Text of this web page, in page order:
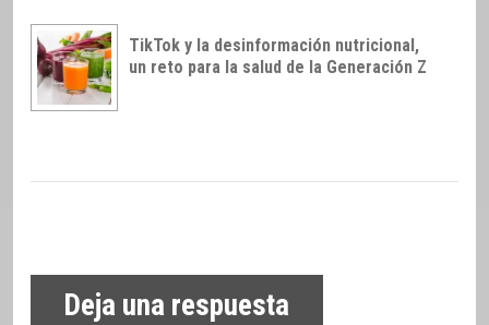
TikTok y la desinformación nutricional,
un reto para la salud de la Generación Z
Deja una respuesta